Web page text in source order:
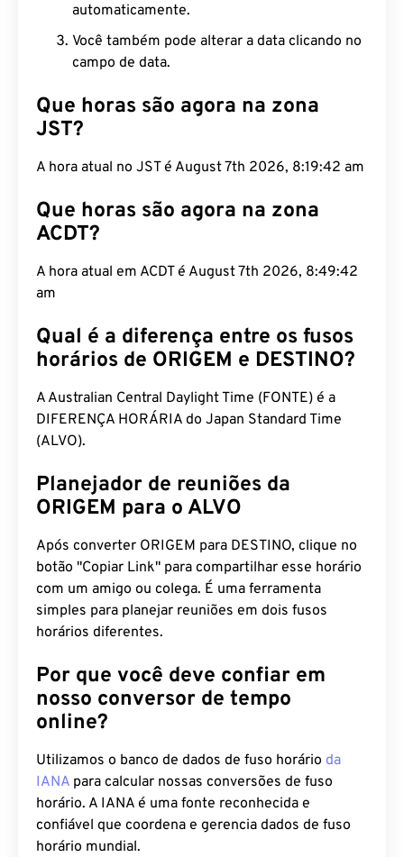
automaticamente.
Você também pode alterar a data clicando no
campo de data.
Que horas são agora na zona
JST?
A hora atual no JST é August 7th 2026, 8:19:43 am
Que horas são agora na zona
ACDT?
A hora atual em ACDT é August 7th 2026, 8:49:43
am
Qual é a diferença entre os fusos
horários de ORIGEM e DESTINO?
A Australian Central Daylight Time (FONTE) é a
DIFERENÇA HORÁRIA do Japan Standard Time
(ALVO).
Planejador de reuniões da
ORIGEM para o ALVO
Após converter ORIGEM para DESTINO, clique no
botão "Copiar Link" para compartilhar esse horário
com um amigo ou colega. É uma ferramenta
simples para planejar reuniões em dois fusos
horários diferentes.
Por que você deve confiar em
nosso conversor de tempo
online?
Utilizamos o banco de dados de fuso horário da
IANA para calcular nossas conversões de fuso
horário. A IANA é uma fonte reconhecida e
confiável que coordena e gerencia dados de fuso
horário mundial.